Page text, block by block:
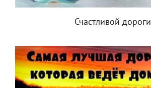
Счастливой дороги